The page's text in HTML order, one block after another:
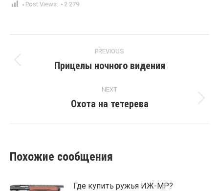
Post Views: 2 279
navigation
PREVIOUS
Previous
Прицелы ночного видения
NEXT
Next
Охота на тетерева
Похожие сообщения
Где купить ружья ИЖ-МР?